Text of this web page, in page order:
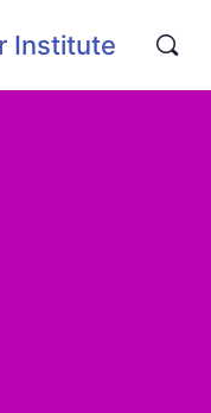
Institute